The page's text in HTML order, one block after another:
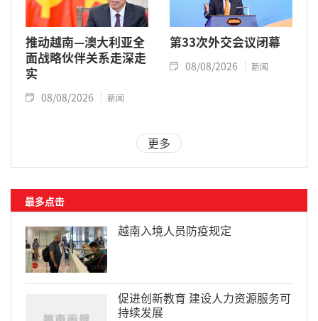
推动越南—澳大利亚全
面战略伙伴关系走深走
实
08/08/2026 新闻
第33次外交会议闭幕
08/08/2026 新闻
更多
最多点击
越南入境人员防疫规定
促进创新教育 建设人力资源服务可
持续发展